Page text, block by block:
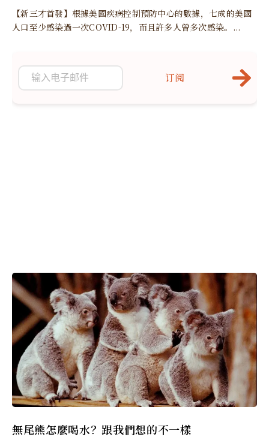
【新三才首發】根據美國疾病控制預防中心的數據，七成的美國
人口至少感染過一次COVID-19，而且許多人曾多次感染。...
無尾熊怎麼喝水？跟我們想的不一樣
订阅